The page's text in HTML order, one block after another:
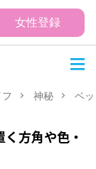
女性登録
神秘 ベ
方角や色・